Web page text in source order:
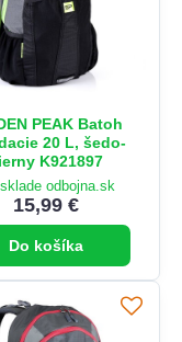
PEAK Batoh
20 L, šedo-
K921897
odbojna.sk
15,99 €
Do košíka